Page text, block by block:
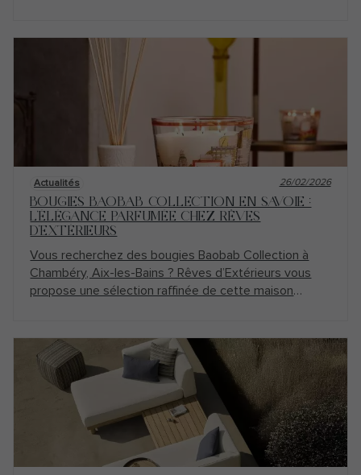
Actualités 26/02/2026
BOUGIES BAOBAB COLLECTION EN SAVOIE :
L’ÉLÉGANCE PARFUMÉE CHEZ RÊVES
D’EXTÉRIEURS
Vous recherchez des bougies Baobab Collection à
Chambéry, Aix-les-Bains ? Rêves d’Extérieurs vous
propose une sélection raffinée de cette maison